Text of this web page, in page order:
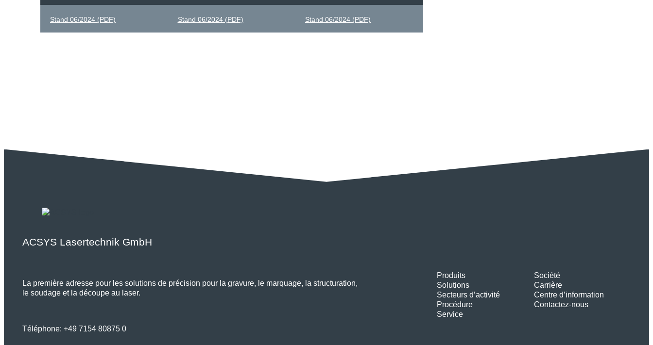
Stand 06/2024 (PDF) Stand 06/2024 (PDF) Stand 06/2024 (PDF)
ACSYS Lasertechnik GmbH
La première adresse pour les solutions de précision pour la gravure, le marquage, la structuration,
le soudage et la découpe au laser.
Téléphone: +49 7154 80875 0
Produits
Solutions
Secteurs d’activité
Procédure
Service
Société
Carrière
Centre d’information
Contactez-nous